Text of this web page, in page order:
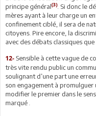
principe général(3)
. Si donc le
mères ayant à leur charge un
confinement ciblé, il sera de
citoyens. Pire encore, la
avec des débats classiques que
12- Sensible à cette vague de
très vite rendu public un
soulignant d’une part une
son engagement à
modifier le premier dans le
marqué .